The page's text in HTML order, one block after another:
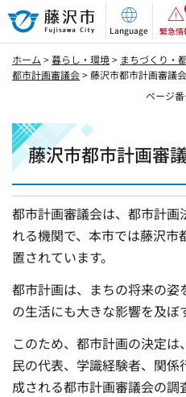
藤沢市
Language 緊急情
ホーム >暮らし・環境> まちづくり・
都市計画審議会> 藤沢市都市計画審議会
ページ
藤沢市都市計画審
都市計画審議会は、都市計画
れる機関で、本市では藤沢
置されています。
都市計画は、まちの将来の
の生活にも大きな影響を及ぼ
このため、都市計画の決定
民の代表、学識経験者、関
成される都市計画審議会の調